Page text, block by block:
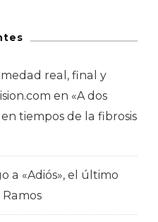
real, final y
en «A dos
tiempos de la fibrosis
a «Adiós», el último